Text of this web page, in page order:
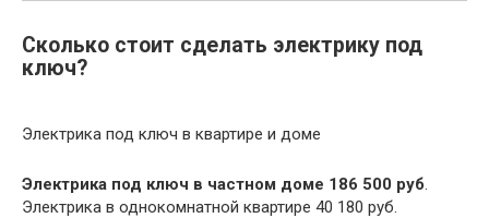
Сколько стоит сделать электрику под
ключ?
Электрика под ключ в квартире и доме
Электрика под ключ в частном доме 186 500 руб.
Электрика в однокомнатной квартире 40 180 руб.